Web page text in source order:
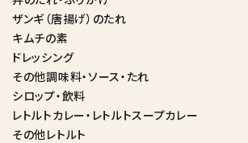
ザンギ（唐揚げ）のたれ
キムチの素
ドレッシング
その他調味料・ソース・たれ
シロップ・飲料
レトルトカレー・レトルトスープカレー
その他レトルト